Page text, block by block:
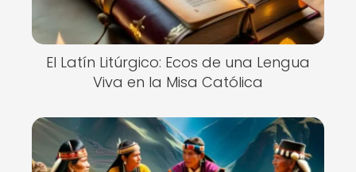
El Latín Litúrgico: Ecos de una Lengua
Viva en la Misa Católica